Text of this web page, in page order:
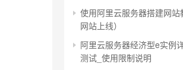
使用阿里云服务器搭建网站
网站上线）
阿里云服务器经济型e实例
测试_使用限制说明